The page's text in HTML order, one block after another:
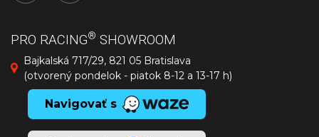
PRO RACING® SHOWROOM
Bajkalská 717/29, 821 05 Bratislava
(otvorený pondelok - piatok 8-12 a 13-17 h)
Navigovať s